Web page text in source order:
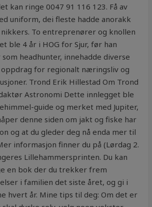
kan ringe 0047 91 116 123. Få av
uniform, dei fleste hadde anorakk
To entreprenører og knollen
ble 4 år i HOG for Sjur, før han
headhunter, innehadde diverse
for regionalt næringsliv og
Trond Erik Hillestad Om Trond
Astronomi Dette innlegget ble
guide og merket med Jupiter,
denne siden om jakt og fiske har
og at du gleder deg nå enda mer til
informasjon finner du på (Lørdag 2.
Lillehammersprinten. Du kan
en bok der du trekker frem
i familien det siste året, og gi i
hvert år. Mine tips til deg: Om det er